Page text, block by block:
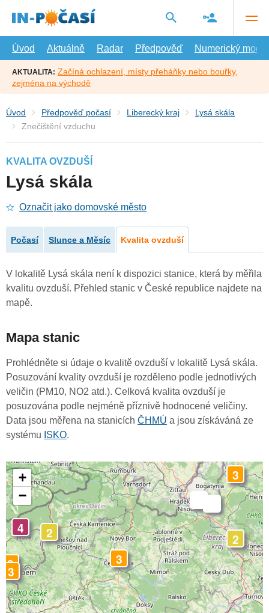
hlavní
Úvod
Aktuálně Radar Předpověď Numerický model
AKTUALITA: Začíná ochlazení, místy přeháňky nebo bouřky,
zejména na východě
Úvod Předpověď počasí Liberecký kraj
Lysá skála
Znečištění vzduchu
KVALITA OVZDUŠÍ
Lysá skála
Označit jako domovské město
Počasí Slunce a Měsíc Kvalita ovzduší
V lokalitě Lysá skála není k dispozici stanice, která by měřila
kvalitu ovzduší. Přehled stanic v České republice najdete na
mapě.
Mapa stanic
Prohlédněte si údaje o kvalitě ovzduší v lokalitě Lysá skála.
Posuzování kvality ovzduší je rozděleno podle jednotlivých
veličin (PM10, NO2 atd.). Celková kvalita ovzduší je
posuzována podle nejméně příznivě hodnocené veličiny.
Data jsou měřena na stanicích ČHMÚ a jsou získáváná ze
systému ISKO.
3
3
4
2
3
2
3
+
−